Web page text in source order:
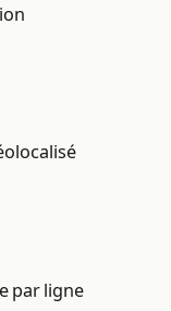
par ligne